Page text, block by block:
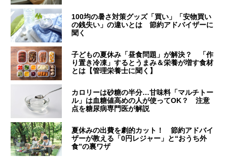
100均の暑さ対策グッズ「買い」「安物買い
の銭失い」の違いとは 節約アドバイザーに
聞く
子どもの夏休み「昼食問題」が解決？ 「作
り置き冷凍」するとうまみ＆栄養が増す食材
とは【管理栄養士に聞く】
カロリーは砂糖の半分…甘味料「マルチトー
ル」は血糖値高めの人が使ってOK？ 注意
点を糖尿病専門医が解説
夏休みの出費を劇的カット！ 節約アドバイ
ザーが教える「0円レジャー」と“おうち外
食”の裏ワザ